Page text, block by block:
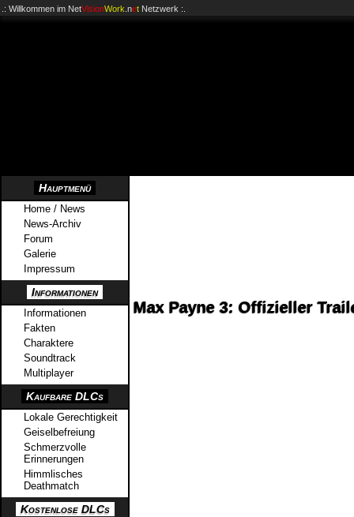
.: Willkommen im NetVisionWork .net Netzwerk :.
Hauptmenü
Home / News
News-Archiv
Forum
Galerie
Impressum
Informationen
Informationen
Fakten
Charaktere
Soundtrack
Multiplayer
Kaufbare DLCs
Lokale Gerechtigkeit
Geiselbefreiung
Schmerzvolle
Erinnerungen
Himmlisches
Deathmatch
Kostenlose DLCs
Max Payne 3: Offizieller